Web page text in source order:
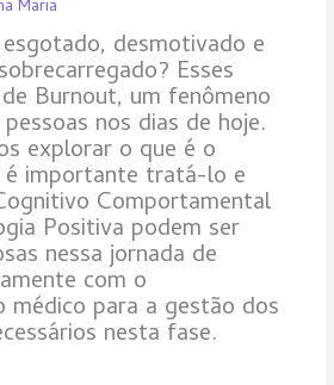
Maria
desmotivado e
Esses
Burnout, um fenômeno
nos dias de hoje.
explorar o que é o
importante tratá-lo e
Comportamental
Positiva podem ser
nessa jornada de
com o
médico para a gestão dos
nesta fase.